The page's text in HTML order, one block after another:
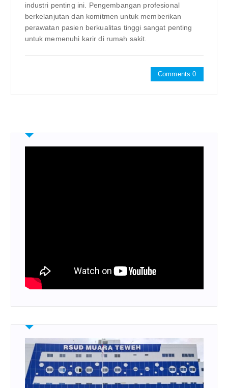
industri penting ini. Pengembangan profesional
berkelanjutan dan komitmen untuk memberikan
perawatan pasien berkualitas tinggi sangat penting
untuk memenuhi karir di rumah sakit.
Comments 0